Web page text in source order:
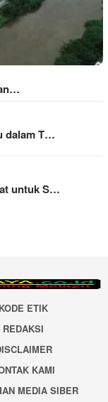
dalam T…
untuk S…
KODE ETIK
REDAKSI
KAMI
MEDIA SIBER